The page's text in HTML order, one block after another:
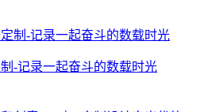
-记录一起奋斗的数载时光